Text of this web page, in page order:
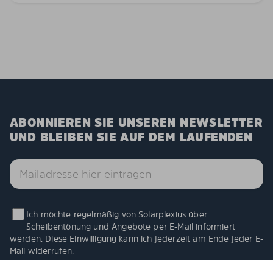
ABONNIEREN SIE UNSEREN NEWSLETTER
UND BLEIBEN SIE AUF DEM LAUFENDEN
Ich möchte regelmäßig von Solarplexius über
Scheibentönung und Angebote per E-Mail informiert
werden. Diese Einwilligung kann ich jederzeit am Ende jeder E-
Mail widerrufen.